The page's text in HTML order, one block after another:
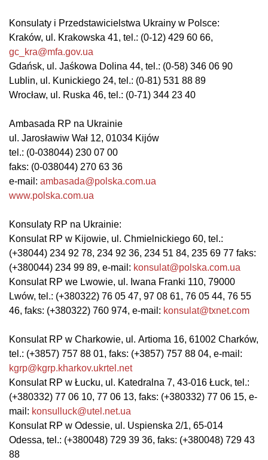
Konsulaty i Przedstawicielstwa Ukrainy w Polsce:
Kraków, ul. Krakowska 41, tel.: (0-12) 429 60 66,
gc_kra@mfa.gov.ua
Gdańsk, ul. Jaśkowa Dolina 44, tel.: (0-58) 346 06 90
Lublin, ul. Kunickiego 24, tel.: (0-81) 531 88 89
Wrocław, ul. Ruska 46, tel.: (0-71) 344 23 40
Ambasada RP na Ukrainie
ul. Jarosławiw Wał 12, 01034 Kijów
tel.: (0-038044) 230 07 00
faks: (0-038044) 270 63 36
e-mail: ambasada@polska.com.ua
www.polska.com.ua
Konsulaty RP na Ukrainie:
Konsulat RP w Kijowie, ul. Chmielnickiego 60, tel.:
(+38044) 234 92 78, 234 92 36, 234 51 84, 235 69 77 faks:
(+380044) 234 99 89, e-mail: konsulat@polska.com.ua
Konsulat RP we Lwowie, ul. Iwana Franki 110, 79000
Lwów, tel.: (+380322) 76 05 47, 97 08 61, 76 05 44, 76 55
46, faks: (+380322) 760 974, e-mail: konsulat@txnet.com
Konsulat RP w Charkowie, ul. Artioma 16, 61002 Charków,
tel.: (+3857) 757 88 01, faks: (+3857) 757 88 04, e-mail:
kgrp@kgrp.kharkov.ukrtel.net
Konsulat RP w Łucku, ul. Katedralna 7, 43-016 Łuck, tel.:
(+380332) 77 06 10, 77 06 13, faks: (+380332) 77 06 15, e-
mail: konsulluck@utel.net.ua
Konsulat RP w Odessie, ul. Uspienska 2/1, 65-014
Odessa, tel.: (+380048) 729 39 36, faks: (+380048) 729 43
88